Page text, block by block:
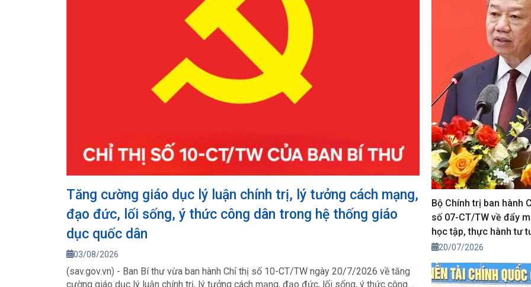
Tăng cường giáo dục lý luận chính trị, lý tưởng cách mạng,
đạo đức, lối sống, ý thức công dân trong hệ thống giáo
dục quốc dân
03/08/2026
(sav.gov.vn) - Ban Bí thư vừa ban hành Chỉ thị số 10-CT/TW ngày 20/7/2026 về tăng
cường giáo dục lý luận chính trị, lý tưởng cách mạng, đạo đức, lối sống, ý thức công
Bộ Chính trị ban hành
số 07-CT/TW về đẩy
học tập, thực hành tư
đạo đức, phương pháp,
phong cách Hồ Chí
trong giai đoạn phát
20/07/2026